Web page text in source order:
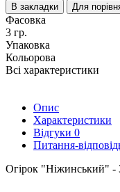
В закладки Для
Фасовка
3 гр.
Упаковка
Кольорова
Всі характеристики
Опис
Характеристики
Відгуки 0
Питання-
Огірок "Ніжинський" -